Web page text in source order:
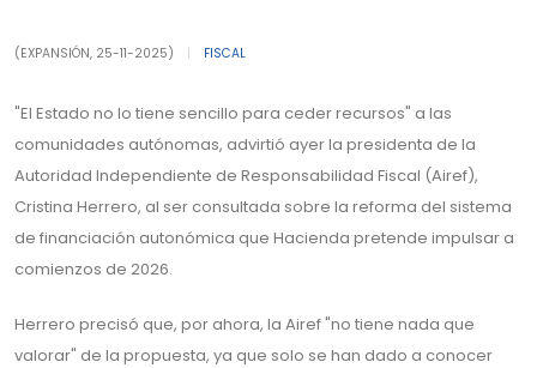
(EXPANSIÓN, 25-11-2025) FISCAL
"El Estado no lo tiene sencillo para ceder recursos" a las
comunidades autónomas, advirtió ayer la presidenta de la
Autoridad Independiente de Responsabilidad Fiscal (Airef),
Cristina Herrero, al ser consultada sobre la reforma del sistema
de financiación autonómica que Hacienda pretende impulsar a
comienzos de 2026.
Herrero precisó que, por ahora, la Airef "no tiene nada que
valorar" de la propuesta, ya que solo se han dado a conocer